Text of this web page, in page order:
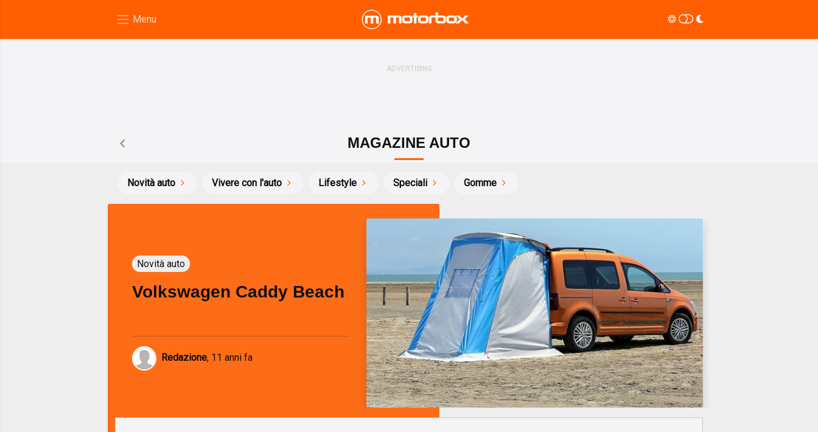
MAGAZINE AUTO
Novità auto Vivere con l'auto Lifestyle Speciali Gomme
Novità auto
Volkswagen Caddy Beach
Redazione, 11 anni fa